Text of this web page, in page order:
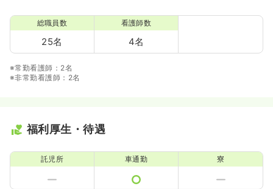
総職員数
25名
看護師数
4名
※常勤看護師：2名
※非常勤看護師：2名
福利厚生・待遇
託児所 車通勤 寮